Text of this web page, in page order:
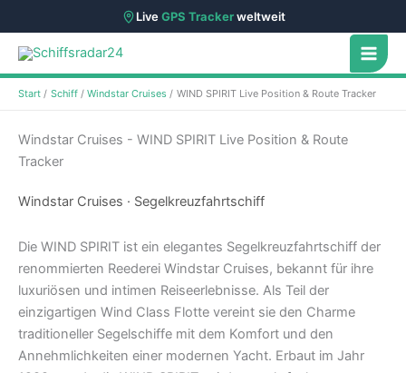
LiveGPS Trackerweltweit
Zum
Inhalt
springen
Start Schiff Windstar Cruises WIND SPIRIT Live Position & Route Tracker
Windstar Cruises - WIND SPIRIT Live Position & Route
Tracker
Windstar Cruises · Segelkreuzfahrtschiff
Die WIND SPIRIT ist ein elegantes Segelkreuzfahrtschiff der
renommierten Reederei Windstar Cruises, bekannt für ihre
luxuriösen und intimen Reiseerlebnisse. Als Teil der
einzigartigen Wind Class Flotte vereint sie den Charme
traditioneller Segelschiffe mit dem Komfort und den
Annehmlichkeiten einer modernen Yacht. Erbaut im Jahr